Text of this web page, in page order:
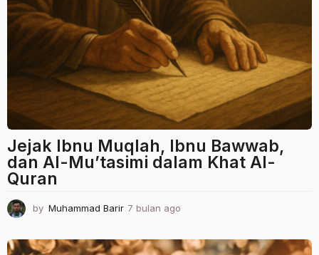
Jejak Ibnu Muqlah, Ibnu Bawwab,
dan Al-Mu’tasimi dalam Khat Al-
Quran
by Muhammad Barir 7 bulan ago
l